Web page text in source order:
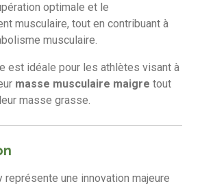
optimale et le
musculaire, tout en contribuant à
musculaire.
est idéale pour les athlètes visant à
masse musculaire maigre tout
masse grasse.
représente une innovation majeure